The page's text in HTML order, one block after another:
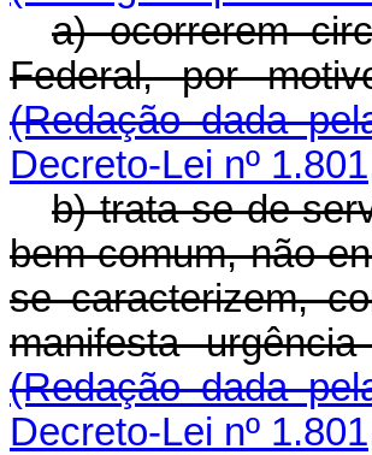
a) ocorrerem
Federal, por
(Redação dada
Decreto-Lei nº
b) trata-se de
bem comum, não
se caracterizem,
manifesta
(Redação dada
Decreto-Lei nº